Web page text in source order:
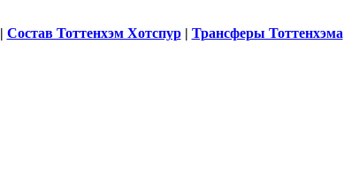
Состав Тоттенхэм Хотспур| Трансферы Тоттенхэма